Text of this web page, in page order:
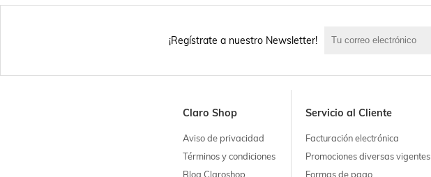
¡Regístrate a nuestro Newsletter!
Claro Shop
Aviso de privacidad
Términos y condiciones
Blog Claroshop
Servicio al Cliente
Facturación electrónica
Promociones diversas vigentes
Formas de pago